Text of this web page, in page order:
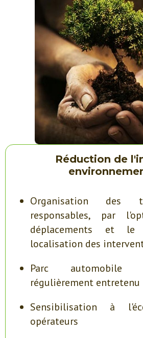
Réduction de
Organisation des
responsables, par
déplacements et
localisation des
Parc automobile
régulièrement entretenu
Sensibilisation à
opérateurs